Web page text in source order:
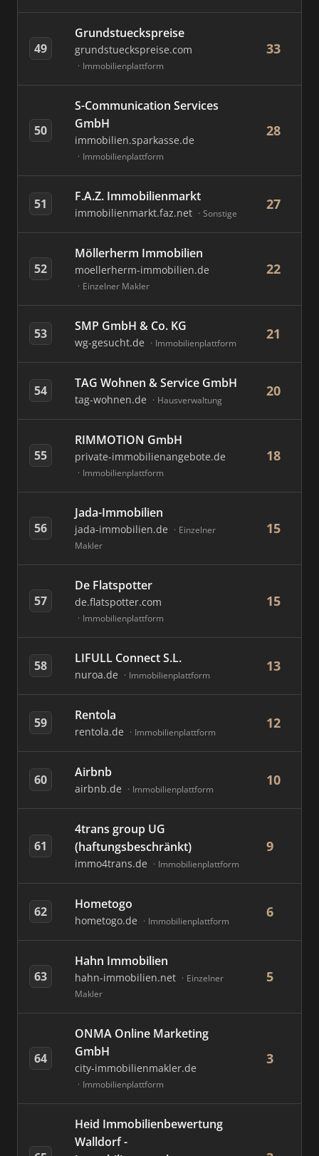
49
Grundstueckspreise
grundstueckspreise.com
Immobilienplattform
33
50
S-Communication Services
GmbH
immobilien.sparkasse.de
Immobilienplattform
28
51 F.A.Z. Immobilienmarkt
immobilienmarkt.faz.net Sonstige
27
52
Möllerherm Immobilien
moellerherm-immobilien.de
Einzelner Makler
22
53 SMP GmbH & Co. KG
wg-gesucht.de Immobilienplattform
21
54 TAG Wohnen & Service GmbH
tag-wohnen.de Hausverwaltung
20
55
RIMMOTION GmbH
private-immobilienangebote.de
Immobilienplattform
18
56
Jada-Immobilien
jada-immobilien.de
Einzelner
Makler
15
57
De Flatspotter
de.flatspotter.com
Immobilienplattform
15
58 LIFULL Connect S.L.
nuroa.de Immobilienplattform
13
59 Rentola
rentola.de Immobilienplattform
12
60 Airbnb
airbnb.de Immobilienplattform
10
61
4trans group UG
(haftungsbeschränkt)
immo4trans.de Immobilienplattform
9
62 Hometogo
hometogo.de Immobilienplattform
6
63
Hahn Immobilien
hahn-immobilien.net
Einzelner
Makler
5
64
ONMA Online Marketing
GmbH
city-immobilienmakler.de
Immobilienplattform
3
Heid Immobilienbewertung
Walldorf -